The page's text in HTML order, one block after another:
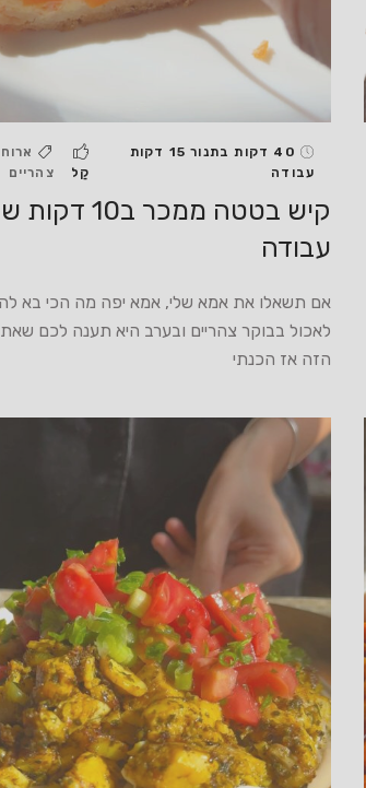
40 דקות בתנור 15 דקות
עבודה
קַל
צהריים
קיש בטטה ממכר ב10
עבודה
אם תשאלו את אמא שלי, אמא יפה מה הכי בא לה
לאכול בבוקר צהריים ובערב היא תענה לכם
הזה אז הכנתי